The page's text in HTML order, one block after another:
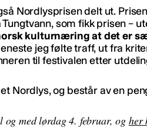
Nordlysprisen delt ut.
som fikk prisen –
kulturnæring at det er
jeg følte traff, ut fra
til festivalen etter
Nordlys, og består av en
og med lørdag 4. februar, og her